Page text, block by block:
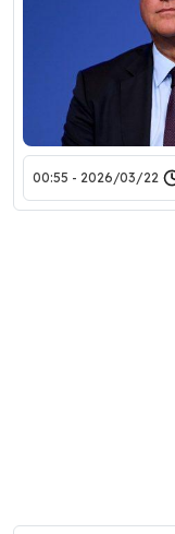
2026/03/22 - 00:55